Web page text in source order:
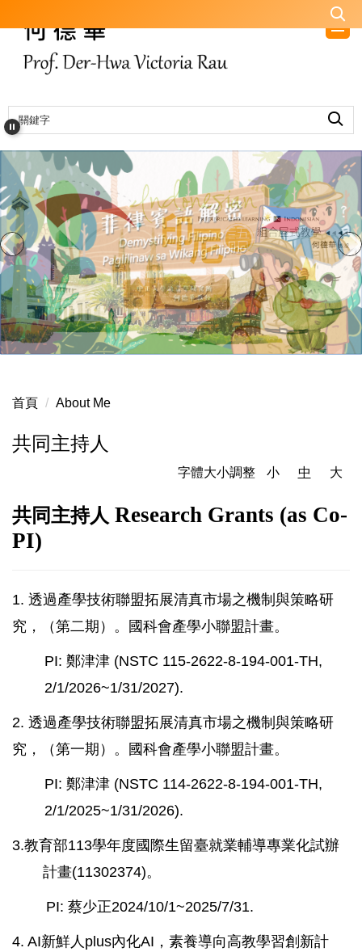
到
容
區
首頁 About Me
共同主持人
字體大小調整 小 中 大
共同主持人 Research Grants (as Co-
PI)
1. 透過產學技術聯盟拓展清真市場之機制與策略研
究，（第二期）。
國科會產學小聯盟計畫。
PI: 鄭津津 (NSTC 115-2622-8-194-001-TH,
2/1/2026~1/31/2027).
2. 透過產學技術聯盟拓展清真市場之機制與策略研
究，（第一期）。國科會產學小聯盟計畫。
PI: 鄭津津 (NSTC 114-2622-8-194-001-TH,
2/1/2025~1/31/2026).
3.教育部113學年度國際生留臺就業輔導專業化試辦
計畫(11302374)。
PI: 蔡少正2024/10/1~2025/7/31.
4. AI新鮮人plus內化AI，素養導向高教學習創新計